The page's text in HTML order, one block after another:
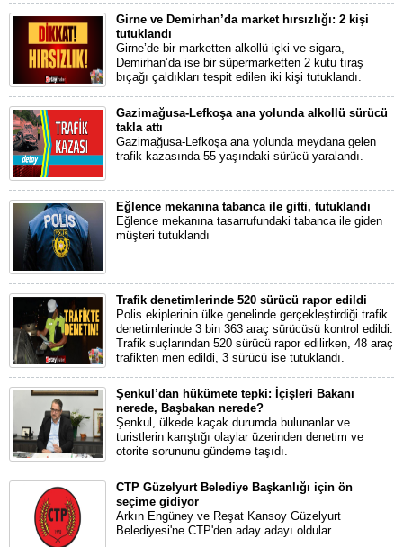
Girne ve Demirhan’da market hırsızlığı: 2 kişi
tutuklandı
Girne’de bir marketten alkollü içki ve sigara,
Demirhan’da ise bir süpermarketten 2 kutu tıraş
bıçağı çaldıkları tespit edilen iki kişi tutuklandı.
Gazimağusa-Lefkoşa ana yolunda alkollü sürücü
takla attı
Gazimağusa-Lefkoşa ana yolunda meydana gelen
trafik kazasında 55 yaşındaki sürücü yaralandı.
Eğlence mekanına tabanca ile gitti, tutuklandı
Eğlence mekanına tasarrufundaki tabanca ile giden
müşteri tutuklandı
Trafik denetimlerinde 520 sürücü rapor edildi
Polis ekiplerinin ülke genelinde gerçekleştirdiği trafik
denetimlerinde 3 bin 363 araç sürücüsü kontrol edildi.
Trafik suçlarından 520 sürücü rapor edilirken, 48 araç
trafikten men edildi, 3 sürücü ise tutuklandı.
Şenkul’dan hükümete tepki: İçişleri Bakanı
nerede, Başbakan nerede?
Şenkul, ülkede kaçak durumda bulunanlar ve
turistlerin karıştığı olaylar üzerinden denetim ve
otorite sorununu gündeme taşıdı.
CTP Güzelyurt Belediye Başkanlığı için ön
seçime gidiyor
Arkın Engüney ve Reşat Kansoy Güzelyurt
Belediyesi'ne CTP'den aday adayı oldular